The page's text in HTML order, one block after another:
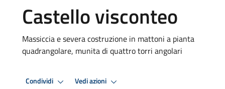
Castello visconteo
Massiccia e severa costruzione in mattoni a pianta
quadrangolare, munita di quattro torri angolari
Condividi Vedi azioni